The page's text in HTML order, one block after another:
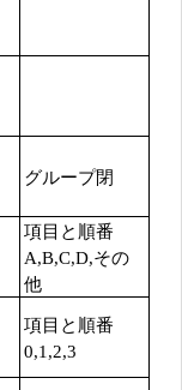
グループ閉
項目と順番
A,B,C,D,その
他
項目と順番
0,1,2,3